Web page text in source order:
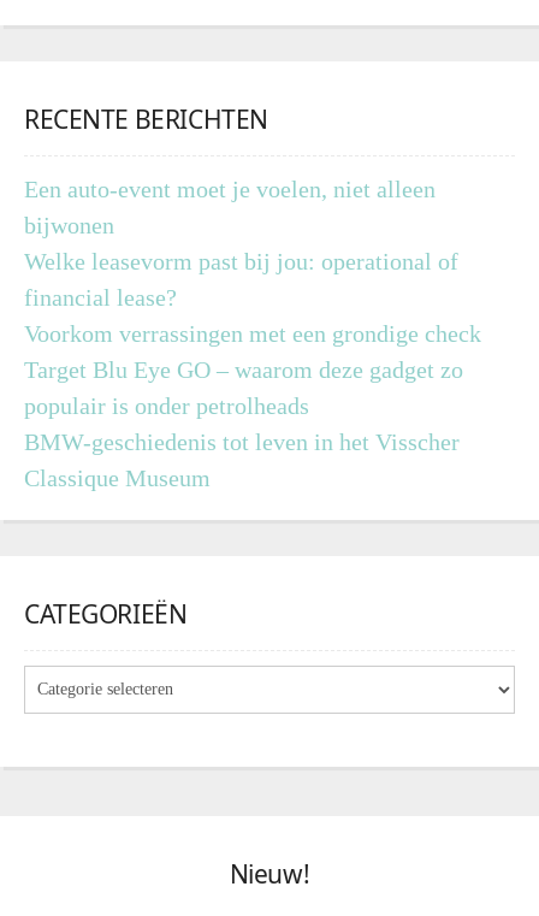
RECENTE BERICHTEN
Een auto-event moet je voelen, niet alleen
bijwonen
Welke leasevorm past bij jou: operational of
financial lease?
Voorkom verrassingen met een grondige check
Target Blu Eye GO – waarom deze gadget zo
populair is onder petrolheads
BMW-geschiedenis tot leven in het Visscher
Classique Museum
CATEGORIEËN
Nieuw!